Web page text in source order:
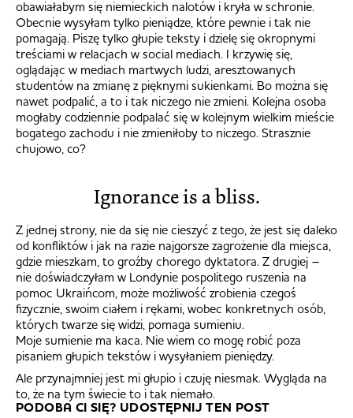
obawiałabym się niemieckich nalotów i kryła w schronie.
Obecnie wysyłam tylko pieniądze, które pewnie i tak nie
pomagają. Piszę tylko głupie teksty i dzielę się okropnymi
treściami w relacjach w social mediach. I krzywię się,
oglądając w mediach martwych ludzi, aresztowanych
studentów na zmianę z pięknymi sukienkami. Bo można się
nawet podpalić, a to i tak niczego nie zmieni. Kolejna osoba
mogłaby codziennie podpalać się w kolejnym wielkim mieście
bogatego zachodu i nie zmieniłoby to niczego. Strasznie
chujowo, co?
Ignorance is a bliss.
Z jednej strony, nie da się nie cieszyć z tego, że jest się daleko
od konfliktów i jak na razie najgorsze zagrożenie dla miejsca,
gdzie mieszkam, to groźby chorego dyktatora. Z drugiej –
nie doświadczyłam w Londynie pospolitego ruszenia na
pomoc Ukraińcom, może możliwość zrobienia czegoś
fizycznie, swoim ciałem i rękami, wobec konkretnych osób,
których twarze się widzi, pomaga sumieniu.
Moje sumienie ma kaca. Nie wiem co mogę robić poza
pisaniem głupich tekstów i wysyłaniem pieniędzy.
Ale przynajmniej jest mi głupio i czuję niesmak. Wygląda na
to, że na tym świecie to i tak niemało.
PODOBA CI SIĘ? UDOSTĘPNIJ TEN POST